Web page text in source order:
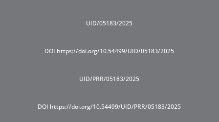
UID/05183/2025
DOI https://doi.org/10.54499/UID/05183/2025
UID/PRR/05183/2025
DOI https://doi.org/10.54499/UID/PRR/05183/2025